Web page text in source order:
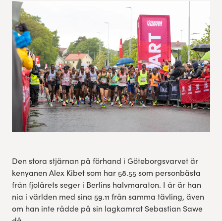
Den stora stjärnan på förhand i Göteborgsvarvet är
kenyanen Alex Kibet som har 58.55 som personbästa
från fjolårets seger i Berlins halvmaraton. I år är han
nia i världen med sina 59.11 från samma tävling, även
om han inte rådde på sin lagkamrat Sebastian Sawe
Göteborgsvarvets historia
Funktionär/Volontär